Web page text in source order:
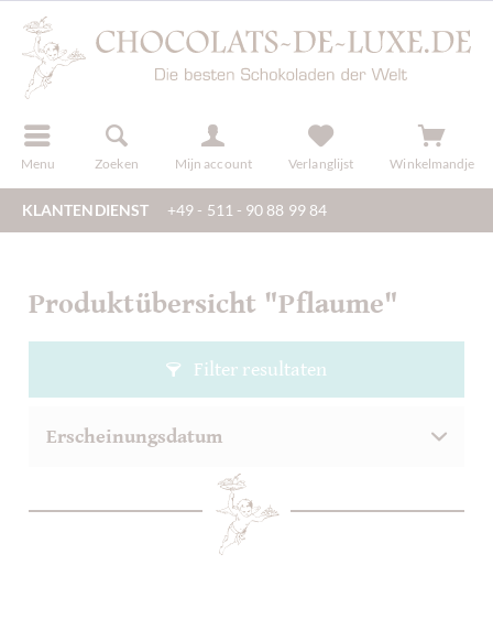
Menu Zoeken Mijn account
registreren Verlanglijst Winkelmandje
KLANTENDIENST +49 - 511 - 90 88 99 84
Produktübersicht "Pflaume"
Filter resultaten